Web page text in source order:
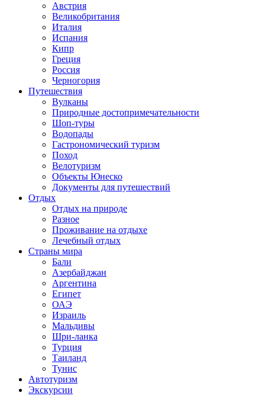
Австрия
Великобритания
Италия
Испания
Кипр
Греция
Россия
Черногория
Путешествия
Вулканы
Природные достопримечательности
Шоп-туры
Водопады
Гастрономический туризм
Поход
Велотуризм
Объекты Юнеско
Документы для путешествий
Отдых
Отдых на природе
Разное
Проживание на отдыхе
Лечебный отдых
Страны мира
Бали
Азербайджан
Аргентина
Египет
ОАЭ
Израиль
Мальдивы
Шри-ланка
Турция
Таиланд
Тунис
Автотуризм
Экскурсии